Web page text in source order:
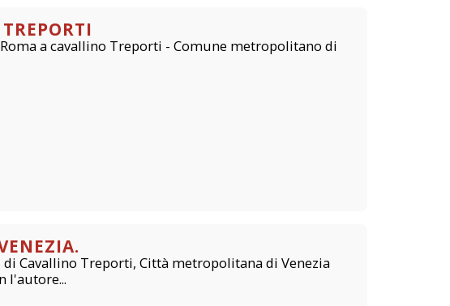
a cavallino Treporti - Comune metropolitano di
Cavallino Treporti, Città metropolitana di Venezia
l'autore...